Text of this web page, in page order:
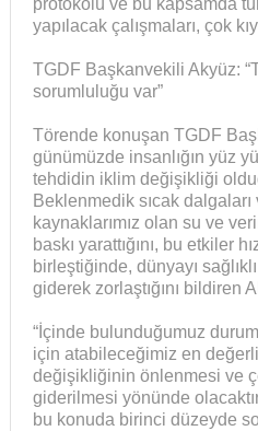
protokolü ve bu kapsamda
yapılacak çalışmaları, çok
TGDF Başkanvekili Akyüz:
sorumluluğu var”
Törende konuşan TGDF
günümüzde insanlığın yüz
tehdidin iklim değişikliği
Beklenmedik sıcak dalgaları
kaynaklarımız olan su ve
baskı yarattığını, bu etkiler
birleştiğinde, dünyayı
giderek zorlaştığını bildiren
“İçinde bulunduğumuz
için atabileceğimiz en
değişikliğinin önlenmesi ve
giderilmesi yönünde
bu konuda birinci düzeyde